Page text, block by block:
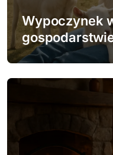
a
w
p
Wypoczynek